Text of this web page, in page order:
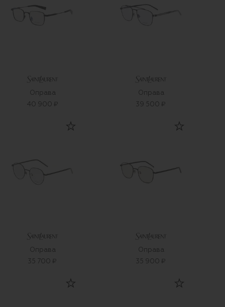
Оправа
40 900 ₽
Оправа
39 500 ₽
Оправа
35 700 ₽
Оправа
35 900 ₽